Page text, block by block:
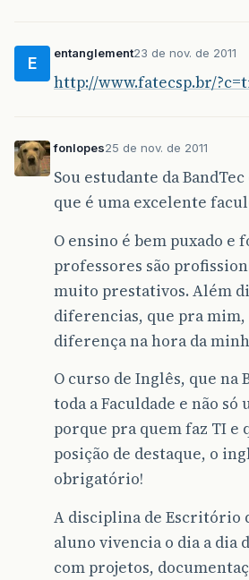
E
entanglement23 de nov. de 2011
http://www.fatecsp.br/
fonlopes25 de nov. de 2011
Sou estudante da
que é uma excelente
O ensino é bem puxado e
professores são
muito prestativos. Além
diferencias, que pra
diferença na hora da
O curso de Inglês, que na
toda a Faculdade e não só
porque pra quem faz TI e
posição de destaque, o
obrigatório!
A disciplina de Escritório
aluno vivencia o dia a dia
com projetos,